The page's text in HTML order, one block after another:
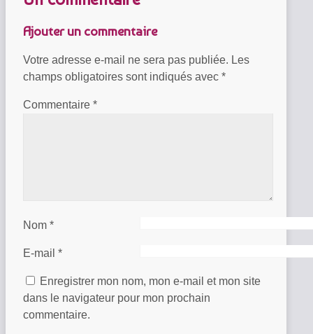
Ajouter un commentaire
Votre adresse e-mail ne sera pas publiée. Les
champs obligatoires sont indiqués avec *
Commentaire *
Nom *
E-mail *
Enregistrer mon nom, mon e-mail et mon site
dans le navigateur pour mon prochain
commentaire.